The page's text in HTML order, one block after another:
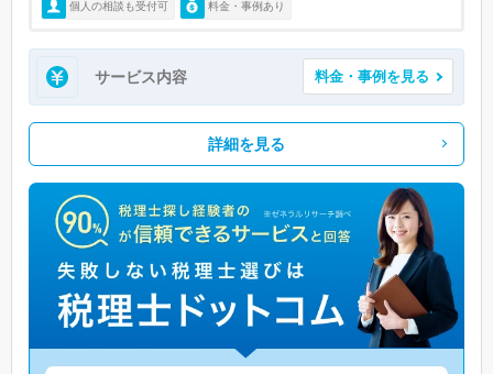
個人の相談も受付可 料金・事例あり
サービス内容 料金・事例を見る
詳細を見る